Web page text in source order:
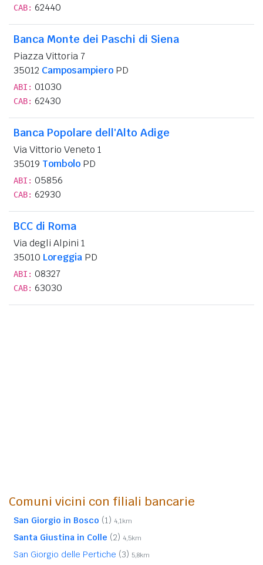
CAB: 62440
Banca Monte dei Paschi di Siena
Piazza Vittoria 7
35012 Camposampiero PD
ABI: 01030
CAB: 62430
Banca Popolare dell'Alto Adige
Via Vittorio Veneto 1
35019 Tombolo PD
ABI: 05856
CAB: 62930
BCC di Roma
Via degli Alpini 1
35010 Loreggia PD
ABI: 08327
CAB: 63030
Comuni vicini con filiali bancarie
San Giorgio in Bosco (1) 4,1km
Santa Giustina in Colle (2) 4,5km
San Giorgio delle Pertiche (3) 5,8km